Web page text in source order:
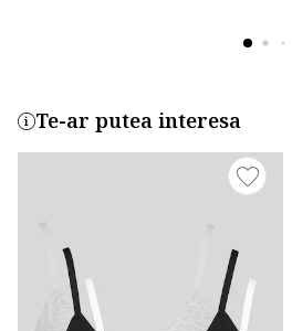
Te-ar putea interesa